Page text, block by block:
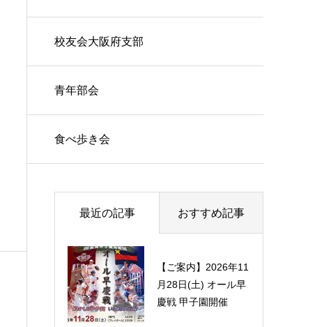
校友会大阪府支部
青年部会
食べ歩き会
最近の記事 おすすめ記事
【ご案内】2026年11
月28日(土) オール早
慶戦 甲子園開催
倶楽部新副理事長に
３氏